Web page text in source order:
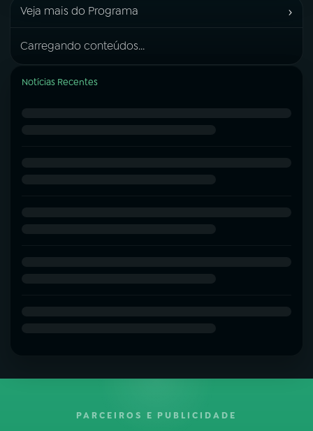
Veja mais do Programa ›
Carregando conteúdos...
Notícias Recentes
PARCEIROS E PUBLICIDADE